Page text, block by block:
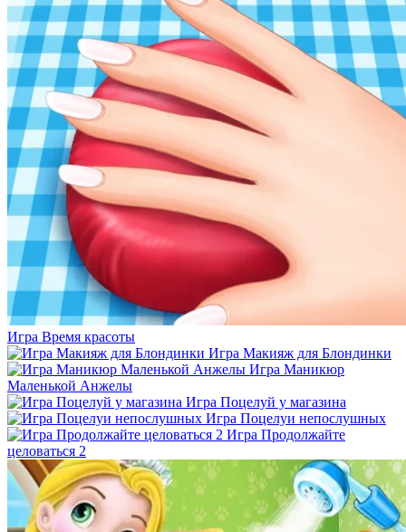
Игра Время красоты
Игра Макияж для Блондинки
Игра Маникюр
Маленькой Анжелы
Игра Поцелуй у магазина
Игра Поцелуи непослушных
Игра Продолжайте
целоваться 2